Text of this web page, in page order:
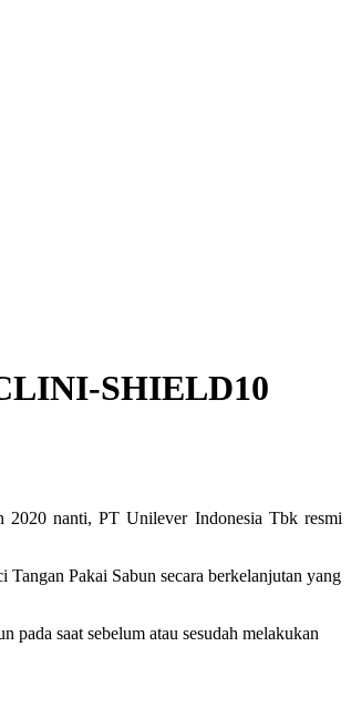
SHIELD10
2020 nanti, PT Unilever Indonesia Tbk resmi
Pakai Sabun secara berkelanjutan yang
saat sebelum atau sesudah melakukan